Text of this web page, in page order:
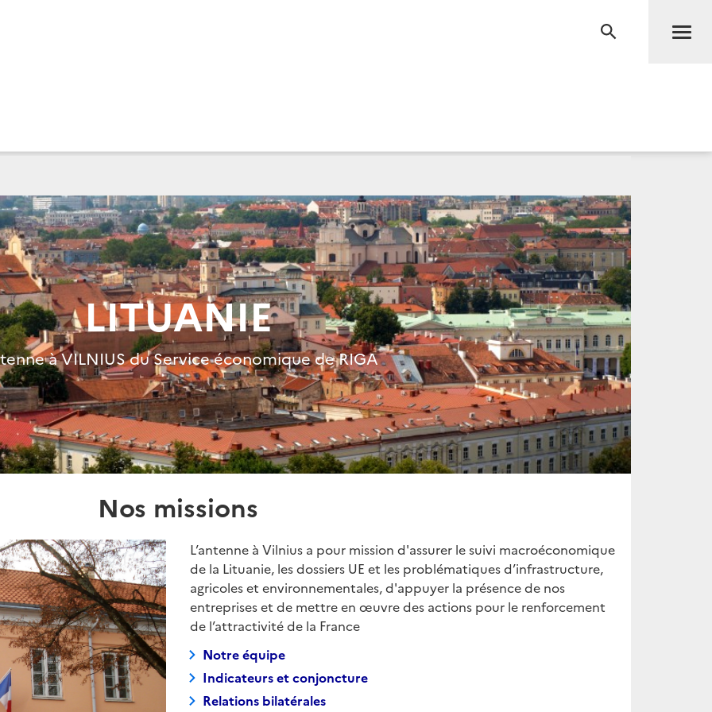
RECHERCHE
LITUANIE
à VILNIUS du Service économique de RIGA
Nos missions
L’antenne à Vilnius a pour mission d'assurer le suivi macroéconomique
de la Lituanie, les dossiers UE et les problématiques d’infrastructure,
agricoles et environnementales, d'appuyer la présence de nos
entreprises et de mettre en œuvre des actions pour le renforcement
de l’attractivité de la France
Notre équipe
Indicateurs et conjoncture
Relations bilatérales